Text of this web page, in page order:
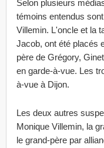
Selon plusieurs
témoins entendus
Villemin. L'oncle et la
Jacob, ont été placés
père de Grégory,
en garde-à-vue. Les
à-vue à Dijon.
Les deux autres
Monique Villemin, la
le grand-père par